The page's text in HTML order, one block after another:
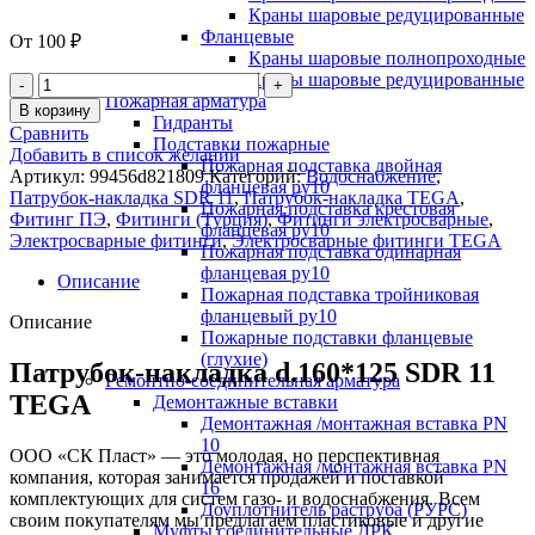
Краны шаровые редуцированные
Фланцевые
Краны шаровые полнопроходные
Краны шаровые редуцированные
Пожарная арматура
Гидранты
Подставки пожарные
Пожарная подставка двойная
фланцевая ру10
Пожарная подставка крестовая
фланцевая ру10
Пожарная подставка одинарная
фланцевая ру10
Пожарная подставка тройниковая
фланцевый ру10
Пожарные подставки фланцевые
(глухие)
Ремонтно-соединительная арматура
Демонтажные вставки
Демонтажная /монтажная вставка PN
10
Демонтажная /монтажная вставка PN
16
Доуплотнитель раструба (РУРС)
Муфты соединительные ДРК
От 100 ₽
В корзину
Сравнить
Добавить в список желаний
Артикул: 99456d821809Категорий: Водоснабжение,
Патрубок-накладка SDR 11, Патрубок-накладка TEGA,
Фитинг ПЭ, Фитинги (Турция), Фитинги электросварные,
Электросварные фитинги, Электросварные фитинги TEGA
Описание
Описание
Патрубок-накладка d.160*125 SDR 11
TEGA
ООО «СК Пласт» — это молодая, но перспективная
компания, которая занимается продажей и поставкой
комплектующих для систем газо- и водоснабжения. Всем
своим покупателям мы предлагаем пластиковые и другие